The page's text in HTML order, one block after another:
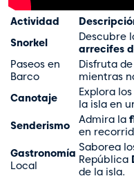
Actividad
Snorkel
Descubre
arrecifes
Paseos en
Barco
Disfruta
mientras
Canotaje
Explora
la isla en
Senderismo
Admira la
en
Gastronomía
Local
Saborea
República
de la isla.